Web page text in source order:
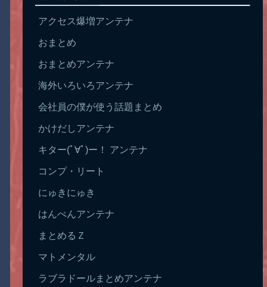
アクセス爆増アンテナ
おまとめ
おまとめアンテナ
海外いろいろアンテナ
会社員の僕が使う話題まとめ
かけだしアンテナ
キター(ﾟ∀ﾟ)ー！ アンテナ
コンプ・リート
にゅきにゅき
はんぺんアンテナ
まとめるＺ
マトメンタル
ラブラドールまとめアンテナ